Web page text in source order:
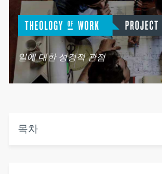
일에 대한 성경적 관점
목차